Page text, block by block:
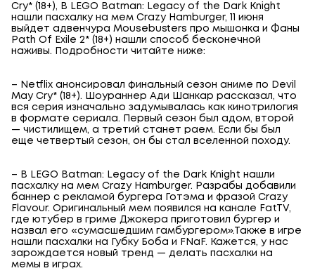
Cry* (18+), В LEGO Batman: Legacy of the Dark Knight
нашли пасхалку на мем Crazy Hamburger, 11 июня
выйдет адвенчура Mousebusters про мышонка и Фаны
Path Of Exile 2* (18+) нашли способ бесконечной
наживы. Подробности читайте ниже:
– Netflix анонсировал финальный сезон аниме по Devil
May Cry* (18+). Шоураннер Ади Шанкар рассказал, что
вся серия изначально задумывалась как кинотрилогия
в формате сериала. Первый сезон был адом, второй
— чистилищем, а третий станет раем. Если бы был
еще четвертый сезон, он бы стал вселенной походу.
– В LEGO Batman: Legacy of the Dark Knight нашли
пасхалку на мем Crazy Hamburger. Разрабы добавили
баннер с рекламой бургера Готэма и фразой Crazy
Flavour. Оригинальный мем появился на канале FatTV,
где ютубер в гриме Джокера приготовил бургер и
назвал его «сумасшедшим гамбургером».Также в игре
нашли пасхалки на Губку Боба и FNaF. Кажется, у нас
зарождается новый тренд — делать пасхалки на
мемы в играх.